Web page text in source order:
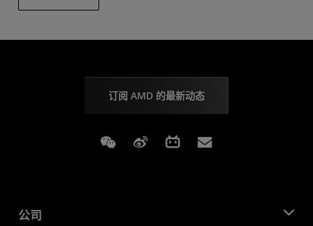
订阅 AMD 的最新动态
Weixin Weibo Bilibili
公司